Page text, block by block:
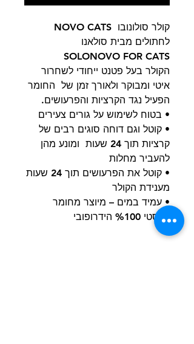
קולר סולונובו NOVO CATS
לחתולים מבית סולאנו
SOLONOVO FOR CATS
הקולר בעל פטנט ייחודי לשחרור
איטי ומבוקר ולאורך זמן של החומר
הפעיל נגד הקרציות והפרעושים.
• בטוח לשימוש על גורים צעירים
• קוטל וגם דוחה סוגים רבים של
קרציות תוך 24 שעות ומונע מהן
להעביר מחלות
• קוטל את הפרעושים תוך 24 שעות
מענידת הקולר
• עמיד במים – מיוצר מחומר
פלסטי %100 הידרופובי